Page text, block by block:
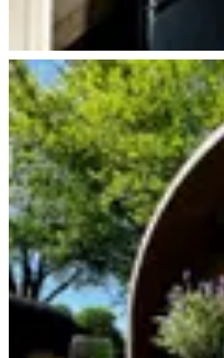
Trekking Pod+ Essen